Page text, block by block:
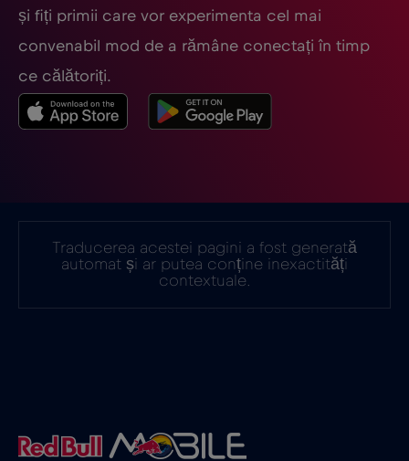
și fiți primii care vor experimenta cel mai
convenabil mod de a rămâne conectați în timp
ce călătoriți.
Traducerea acestei pagini a fost generată
automat și ar putea conține inexactități
contextuale.